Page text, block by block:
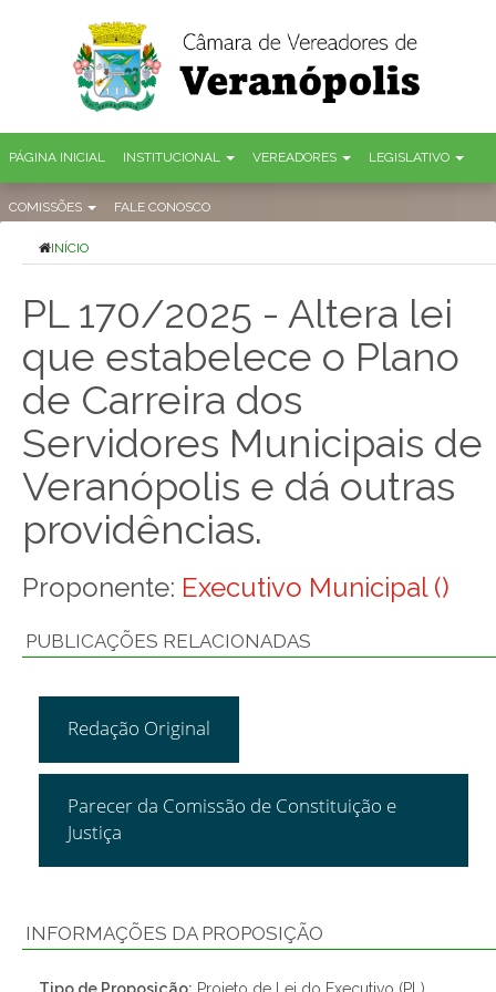
PÁGINA INICIAL INSTITUCIONAL VEREADORES LEGISLATIVO
COMISSÕES FALE CONOSCO
INÍCIO
PL 170/2025 - Altera lei
que estabelece o Plano
de Carreira dos
Servidores Municipais de
Veranópolis e dá outras
providências.
Proponente: Executivo Municipal ()
PUBLICAÇÕES RELACIONADAS
Redação Original
Parecer da Comissão de Constituição e
Justiça
INFORMAÇÕES DA PROPOSIÇÃO